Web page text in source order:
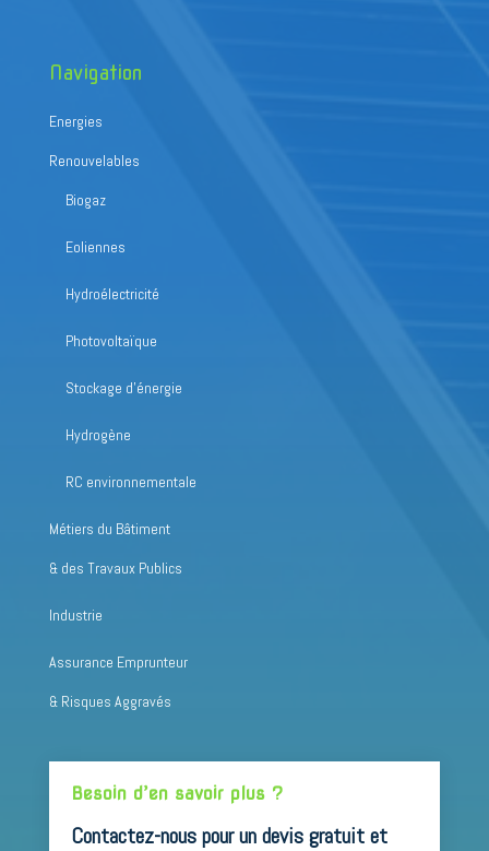
Navigation
Energies
Renouvelables
Biogaz
Eoliennes
Hydroélectricité
Photovoltaïque
Stockage d’énergie
Hydrogène
RC environnementale
Métiers du Bâtiment
& des Travaux Publics
Industrie
Assurance Emprunteur
& Risques Aggravés
Besoin d’en savoir plus ?
Contactez-nous pour un devis gratuit et